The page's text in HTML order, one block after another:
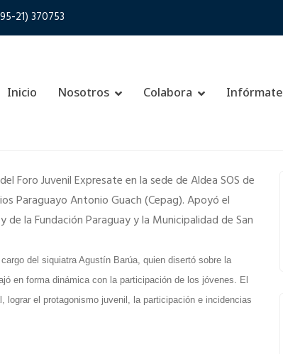
21) 370753
Inicio Nosotros Colabora Infórmate
Foro Juvenil Expresate en la sede de Aldea SOS de
Paraguayo Antonio Guach (Cepag). Apoyó el
la Fundación Paraguay y la Municipalidad de San
del siquiatra Agustín Barúa, quien disertó sobre la
en forma dinámica con la participación de los jóvenes. El
el protagonismo juvenil, la participación e incidencias